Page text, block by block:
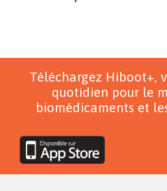
Téléchargez Hiboot+,
quotidien pour le
biomédicaments et